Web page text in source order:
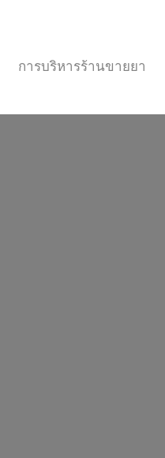
การบริหารร้านขายยา